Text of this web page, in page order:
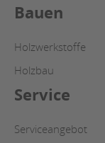
Bauen
Holzwerkstoffe
Holzbau
Service
Serviceangebot